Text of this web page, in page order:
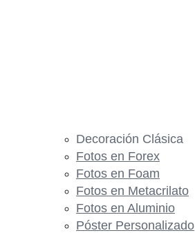
Decoración Clásica
Fotos en Forex
Fotos en Foam
Fotos en Metacrilato
Fotos en Aluminio
Póster Personalizado